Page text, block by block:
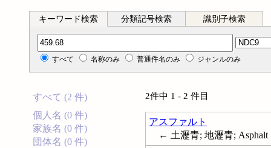
キーワード検索 分類記号検索 識別子検索
分類記号検索
すべて 名称のみ 普通件名のみ ジャンルのみ
すべて (2 件)
個人名 (0 件)
家族名 (0 件)
団体名 (0 件)
2件中 1 - 2 件目
アスファルト
← 土瀝青; 地瀝青; Asphalt